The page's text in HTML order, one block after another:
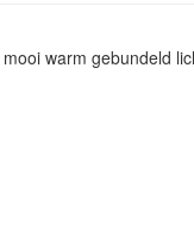
warm gebundeld